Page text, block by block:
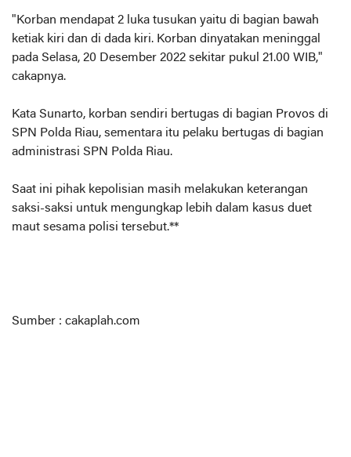
"Korban mendapat 2 luka tusukan yaitu di bagian bawah
ketiak kiri dan di dada kiri. Korban dinyatakan meninggal
pada Selasa, 20 Desember 2022 sekitar pukul 21.00 WIB,"
cakapnya.
Kata Sunarto, korban sendiri bertugas di bagian Provos di
SPN Polda Riau, sementara itu pelaku bertugas di bagian
administrasi SPN Polda Riau.
Saat ini pihak kepolisian masih melakukan keterangan
saksi-saksi untuk mengungkap lebih dalam kasus duet
maut sesama polisi tersebut.**
Sumber : cakaplah.com